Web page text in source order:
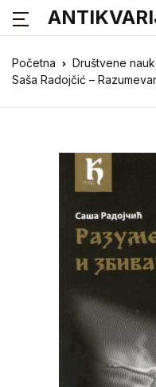
Početna Društvene
Saša Radojčić –